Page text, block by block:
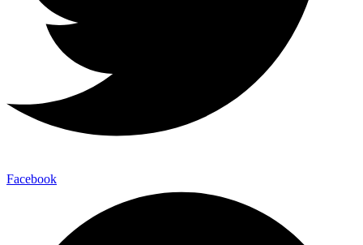
Facebook